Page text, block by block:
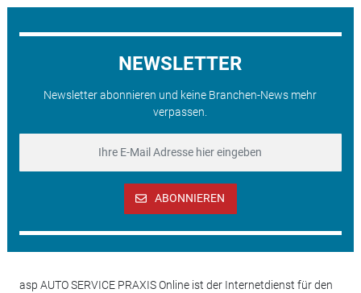
NEWSLETTER
Newsletter abonnieren und keine Branchen-News mehr
verpassen.
ABONNIEREN
asp AUTO SERVICE PRAXIS Online ist der Internetdienst für den